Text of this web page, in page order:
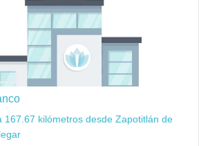
167.67 kilómetros desde Zapotitlán de